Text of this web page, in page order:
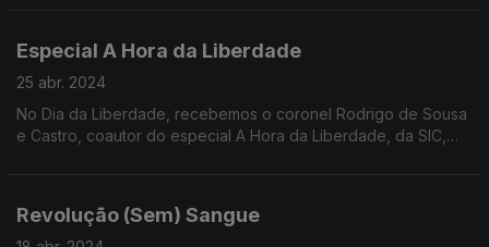
Especial A Hora da Liberdade
25 abr. 2024
No Dia da Liberdade, recebemos o coronel Rodrigo de Sousa
e Castro, coautor do especial A Hora da Liberdade, da SIC,
Revolução (Sem) Sangue